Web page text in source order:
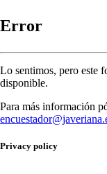
Error
Lo sentimos, pero este
disponible.
Para más información
Privacy policy